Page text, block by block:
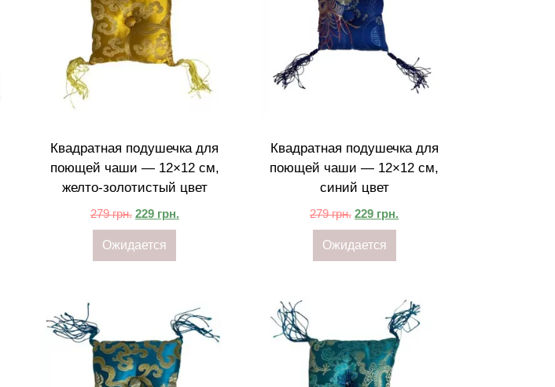
Квадратная подушечка для
поющей чаши — 12×12 см,
желто-золотистый цвет
279грн. 229 грн.
Ожидается
Квадратная подушечка для
поющей чаши — 12×12 см,
синий цвет
279грн. 229 грн.
Ожидается